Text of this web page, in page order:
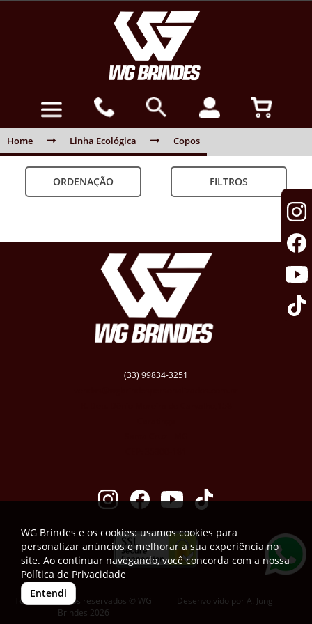
Home Linha Ecológica Copos
ORDENAÇÃO FILTROS
(33) 99834-3251
Todos os direitos reservados © WG
Brindes 2026
Desenvolvido por A. Jung
WG Brindes e os cookies: usamos cookies para
personalizar anúncios e melhorar a sua experiência no
site. Ao continuar navegando, você concorda com a nossa
Política de Privacidade
Entendi